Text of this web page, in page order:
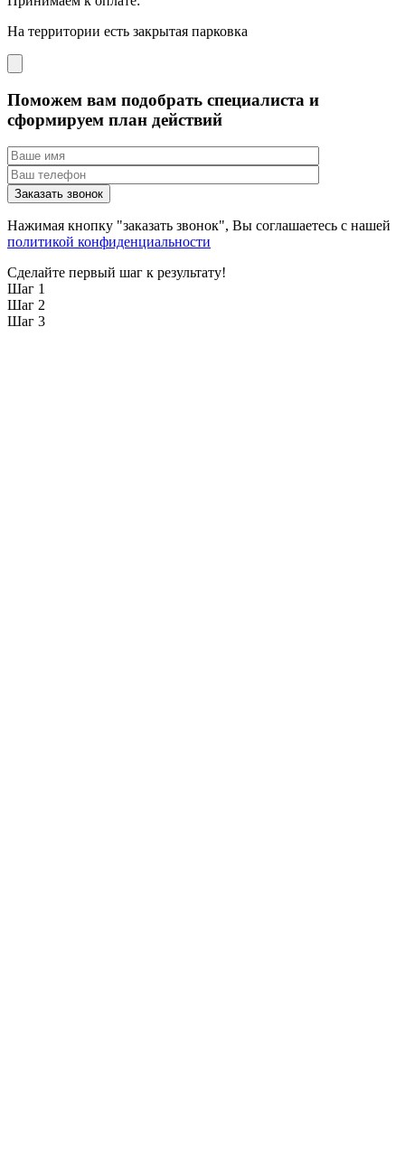
На территории есть закрытая парковка
Поможем вам подобрать специалиста и
сформируем план действий
Нажимая кнопку "заказать звонок", Вы соглашаетесь с нашей
политикой конфиденциальности
Сделайте первый шаг к результату!
Шаг 1
Шаг 2
Шаг 3